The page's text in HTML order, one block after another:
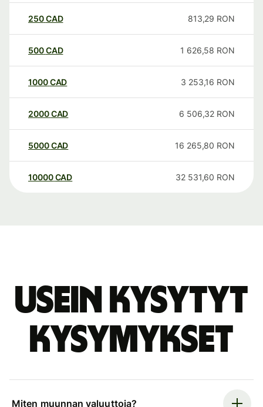
250CAD 813,29 RON
500CAD 1 626,58 RON
1000CAD 3 253,16 RON
2000CAD 6 506,32 RON
5000CAD 16 265,80 RON
10000 CAD 32 531,60 RON
Usein kysytyt
kysymykset
Miten muunnan valuuttoja?